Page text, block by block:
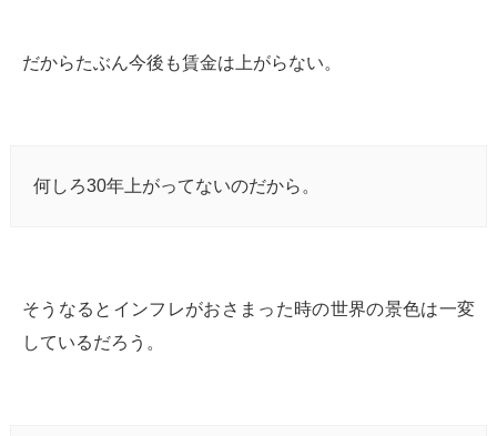
だからたぶん今後も賃金は上がらない。
何しろ30年上がってないのだから。
そうなるとインフレがおさまった時の世界の景色は一変
しているだろう。